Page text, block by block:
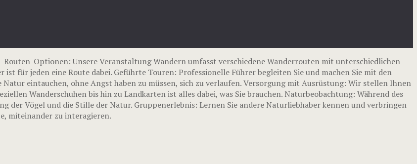
Optionen: Unsere Veranstaltung Wandern umfasst verschiedene Wanderrouten mit unterschiedlichen
für jeden eine Route dabei. Geführte Touren: Professionelle Führer begleiten Sie und machen Sie mit den
eintauchen, ohne Angst haben zu müssen, sich zu verlaufen. Versorgung mit Ausrüstung: Wir stellen Ihnen
Wanderschuhen bis hin zu Landkarten ist alles dabei, was Sie brauchen. Naturbeobachtung: Während des
der Vögel und die Stille der Natur. Gruppenerlebnis: Lernen Sie andere Naturliebhaber kennen und verbringen
miteinander zu interagieren.